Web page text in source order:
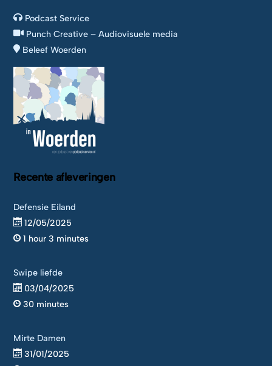
Podcast Service
Punch Creative – Audiovisuele media
Beleef Woerden
Recente afleveringen
Defensie Eiland
12/05/2025
1 hour 3 minutes
Swipe liefde
03/04/2025
30 minutes
Mirte Damen
31/01/2025